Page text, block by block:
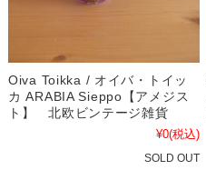
Oiva Toikka / オイバ・トイッ
カ ARABIA Sieppo【アメジス
ト】 北欧ビンテージ雑貨
¥0(税込)
SOLD OUT